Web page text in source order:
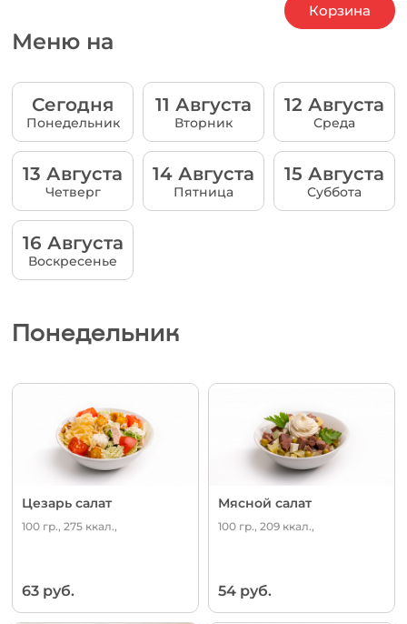
Меню на
Сегодня
Понедельник
11 Августа
Вторник
12 Августа
Среда
13 Августа
Четверг
14 Августа
Пятница
15 Августа
Суббота
16 Августа
Воскресенье
Понедельник
Цезарь салат
100 гр., 275 ккал.,
63 руб.
Мясной салат
100 гр., 209 ккал.,
54 руб.
Корзина